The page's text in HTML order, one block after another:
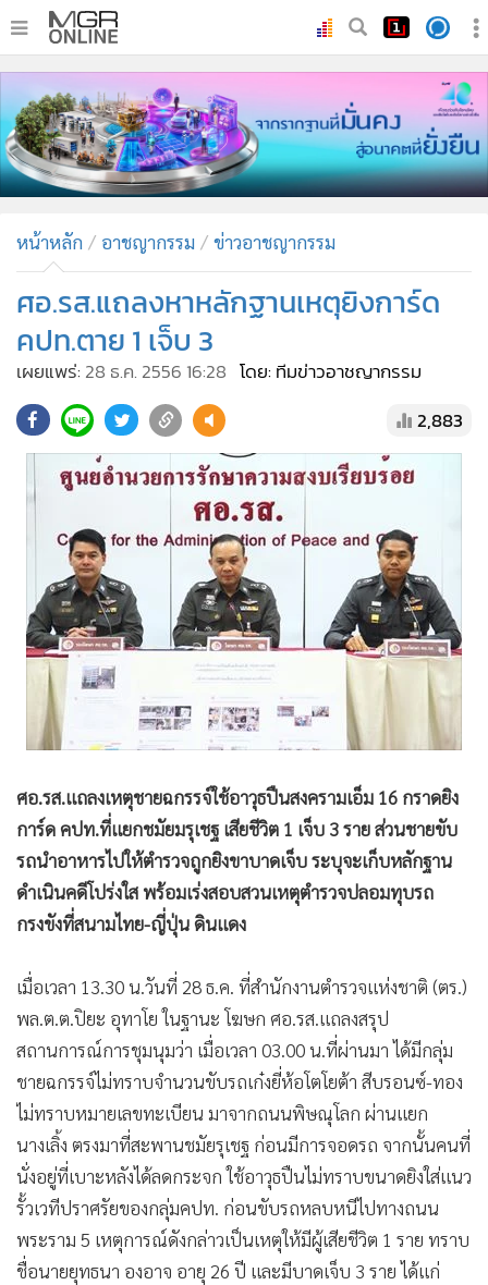
• ทันเหตุการณ์
• ภาคใต้
• ภูมิภาค
• บันเทิง
• คอลัมนิสต์
• ละคร
• Cyber BIZ
ผู้จัดกวน
Good health & Well-being
Green Innovation & SD
Management & HR
MGR Live
Infographic
การเมือง
ท่องเที่ยว
กีฬา
ต่างประเทศ
• Special Scoop
• เศรษฐกิจ-ธุรกิจ
• จีน
• ชุมชน-คุณภาพชีวิต
• อาชญากรรม
• เกม
• วิทยาศาสตร์
• SMEs
• หุ้น
อินโดจีน
•
กองทุนรวม
•
Celeb Online
• Factcheck
• ญี่ปุ่น
หน้าหลัก อาชญากรรม ข่าวอาชญากรรม
ศอ.รส.แถลงหาหลักฐานเหตุยิงการ์ด
คปท.ตาย 1 เจ็บ 3
เผยแพร่: 28 ธ.ค. 2556 16:28 โดย: ทีมข่าวอาชญากรรม
2,883
ศอ.รส.แถลงเหตุชายฉกรรจ์ใช้อาวุธปืนสงครามเอ็ม 16 กราดยิง
การ์ด คปท.ที่แยกชมัยมรุเชฐ เสียชีวิต 1 เจ็บ 3 ราย ส่วนชายขับ
รถนำอาหารไปให้ตำรวจถูกยิงขาบาดเจ็บ ระบุจะเก็บหลักฐาน
ดำเนินคดีโปร่งใส พร้อมเร่งสอบสวนเหตุตำรวจปลอมทุบรถ
กรงขังที่สนามไทย-ญี่ปุ่น ดินแดง
เมื่อเวลา 13.30 น.วันที่ 28 ธ.ค. ที่สำนักงานตำรวจแห่งชาติ (ตร.)
พล.ต.ต.ปิยะ อุทาโย ในฐานะ โฆษก ศอ.รส.แถลงสรุป
สถานการณ์การชุมนุมว่า เมื่อเวลา 03.00 น.ที่ผ่านมา ได้มีกลุ่ม
ชายฉกรรจ์ไม่ทราบจำนวนขับรถเก๋งยี่ห้อโตโยต้า สีบรอนซ์-ทอง
ไม่ทราบหมายเลขทะเบียน มาจากถนนพิษณุโลก ผ่านแยก
นางเลิ้ง ตรงมาที่สะพานชมัยรุเชฐ ก่อนมีการจอดรถ จากนั้นคนที่
นั่งอยู่ที่เบาะหลังได้ลดกระจก ใช้อาวุธปืนไม่ทราบขนาดยิงใส่แนว
รั้วเวทีปราศรัยของกลุ่มคปท. ก่อนขับรถหลบหนีไปทางถนน
พระราม 5 เหตุการณ์ดังกล่าวเป็นเหตุให้มีผู้เสียชีวิต 1 ราย ทราบ
ชื่อนายยุทธนา องอาจ อายุ 26 ปี และมีบาดเจ็บ 3 ราย ได้แก่